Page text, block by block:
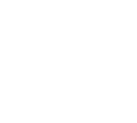
, que
decidieron quedarse en
tomamos un café al frente
. José prende el
Nosotros